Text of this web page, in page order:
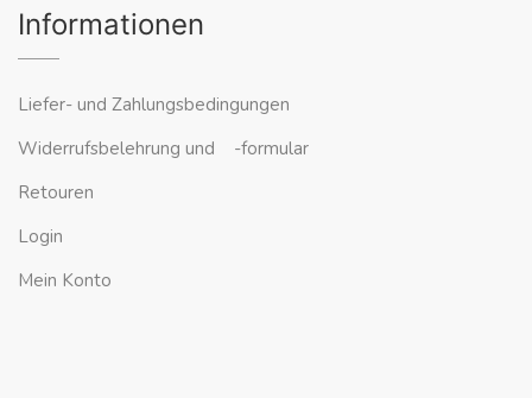
Informationen
Liefer- und Zahlungsbedingungen
Widerrufsbelehrung und -formular
Retouren
Login
Mein Konto